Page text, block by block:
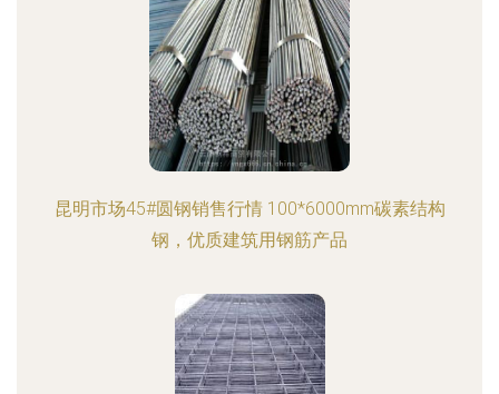
昆明市场45#圆钢销售行情 100*6000mm碳素结构
钢，优质建筑用钢筋产品